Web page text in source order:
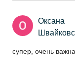
Оксана
супер, очень